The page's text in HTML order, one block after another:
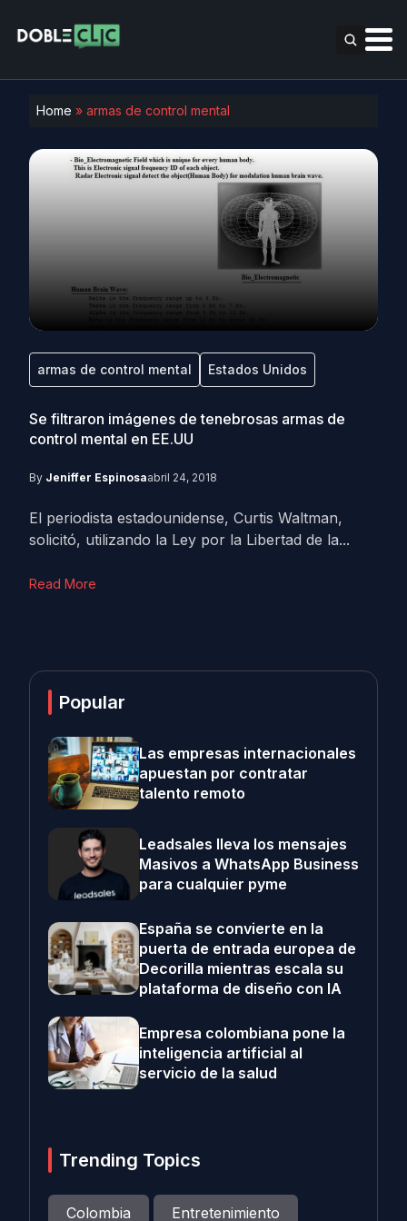
Home » armas de control mental
armas de control mental Estados Unidos
Se filtraron imágenes de tenebrosas armas de
control mental en EE.UU
By Jeniffer Espinosaabril 24, 2018
El periodista estadounidense, Curtis Waltman,
solicitó, utilizando la Ley por la Libertad de la...
Read More
Popular
Las empresas internacionales
apuestan por contratar
talento remoto
Leadsales lleva los mensajes
Masivos a WhatsApp Business
para cualquier pyme
España se convierte en la
puerta de entrada europea de
Decorilla mientras escala su
plataforma de diseño con IA
Empresa colombiana pone la
inteligencia artificial al
servicio de la salud
Trending Topics
Colombia Entretenimiento